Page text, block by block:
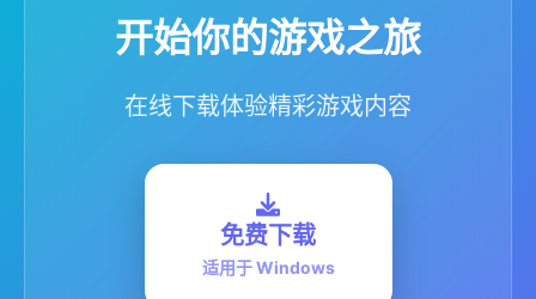
开始你的游戏之旅
在线下载体验精彩游戏内容
免费下载
适用于 Windows